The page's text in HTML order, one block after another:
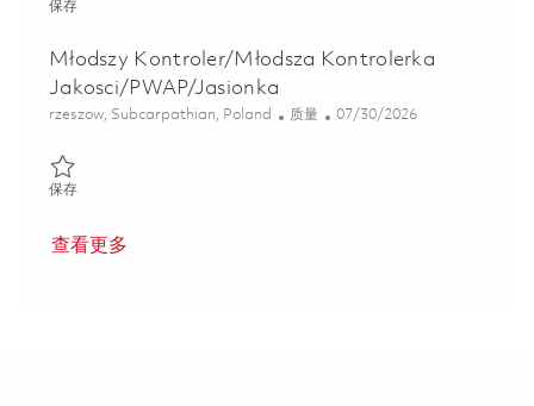
保存保存 Młodszy Kontroler / Młodsza Kontrolerka Czystości
Młodszy Kontroler/Młodsza Kontrolerka
Jakosci/PWAP/Jasionka
位置
rzeszow, Subcarpathian, Poland 类别
质量 Posted Date
07/30/2026
保存保存 Młodszy Kontroler/Młodsza Kontrolerka Jakosci/PWAP/
查看更多